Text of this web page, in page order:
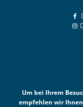
Um bei Ihrem
empfehlen wir